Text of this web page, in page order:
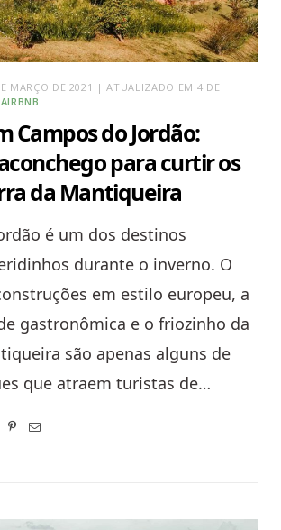
MARÇO DE 2021 | ATUALIZADO EM 4 DE
AIRBNB
Campos do Jordão:
para curtir os
da Mantiqueira
é um dos destinos
durante o inverno. O
em estilo europeu, a
gastronômica e o friozinho da
são apenas alguns de
que atraem turistas de…